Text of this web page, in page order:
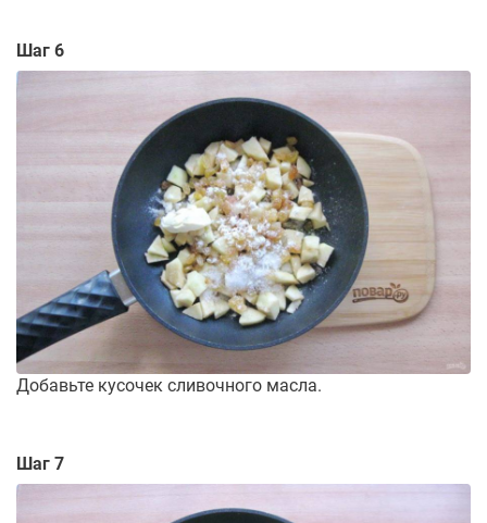
Шаг 6
Добавьте кусочек сливочного масла.
Шаг 7